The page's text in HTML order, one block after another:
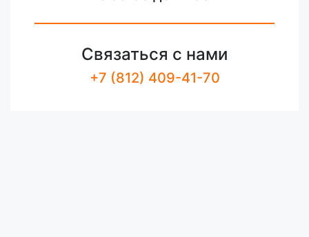
Связаться с нами
+7 (812) 409-41-70